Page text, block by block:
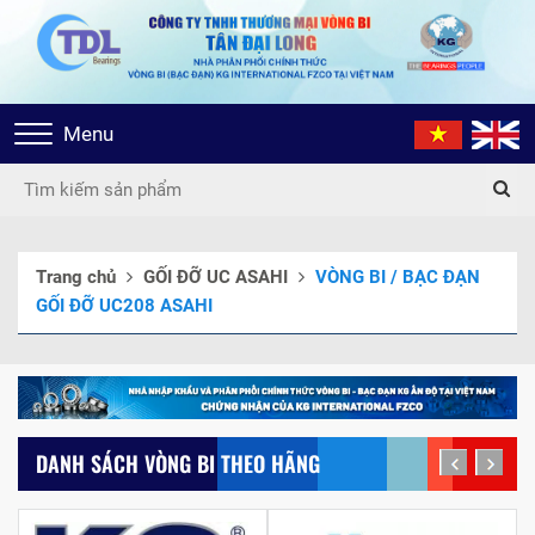
Toggle
navigation
Menu
Trang chủ GỐI ĐỠ UC ASAHI
VÒNG BI / BẠC ĐẠN
GỐI ĐỠ UC208 ASAHI
DANH SÁCH VÒNG BI THEO HÃNG prev next